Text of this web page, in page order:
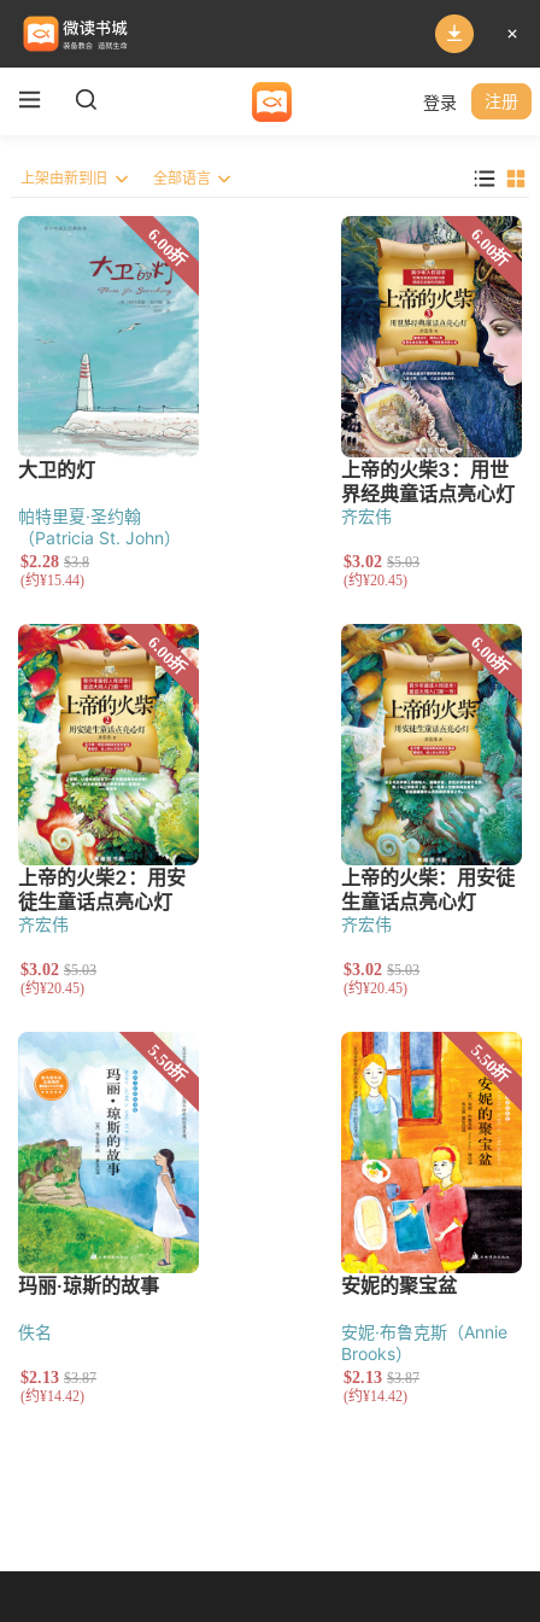
登录 注册
帕特里夏·圣约翰
（Patricia St. John）
齐宏伟
齐宏伟 齐宏伟
佚名
安妮·布鲁克斯（Annie
Brooks）